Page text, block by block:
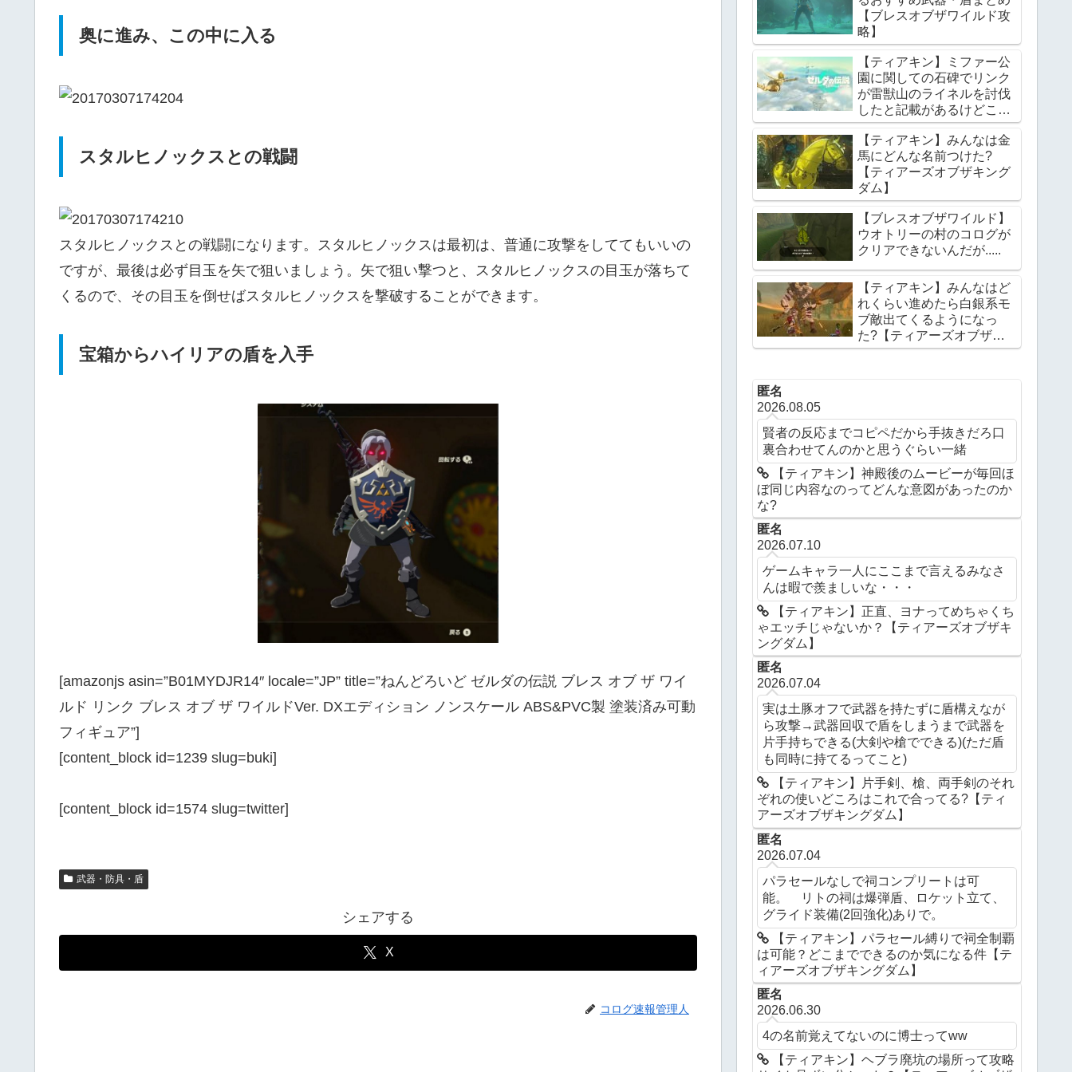
奥に進み、この中に入る
スタルヒノックスとの戦闘
スタルヒノックスとの戦闘になります。スタルヒノックスは最初は、普通に攻撃をしててもいいの
ですが、最後は必ず目玉を矢で狙いましょう。矢で狙い撃つと、スタルヒノックスの目玉が落ちて
くるので、その目玉を倒せばスタルヒノックスを撃破することができます。
宝箱からハイリアの盾を入手
[amazonjs asin=”B01MYDJR14″ locale=”JP” title=”ねんどろいど ゼルダの伝説 ブレス オブ ザ ワイ
ルド リンク ブレス オブ ザ ワイルドVer. DXエディション ノンスケール ABS&PVC製 塗装済み可動
フィギュア”]
[content_block id=1239 slug=buki]
[content_block id=1574 slug=twitter]
武器・防具・盾
シェアする
X
コログ速報管理人
【ブレスオブザワイルド攻
略】
【ティアキン】ミファー公
園に関しての石碑でリンク
が雷獣山のライネルを討伐
したと記載があるけどこれ
っていつの話?【ティアー
ズオブザキングダム】
【ティアキン】みんなは金
馬にどんな名前つけた?
【ティアーズオブザキング
ダム】
【ブレスオブザワイルド】
ウオトリーの村のコログが
クリアできないんだが.....
【ティアキン】みんなはど
れくらい進めたら白銀系モ
ブ敵出てくるようになっ
た?【ティアーズオブザキ
ングダム】
匿名
2026.08.05
賢者の反応までコピペだから手抜きだろ口
裏合わせてんのかと思うぐらい一緒
【ティアキン】神殿後のムービーが毎回ほ
ぼ同じ内容なのってどんな意図があったのか
な?
匿名
2026.07.10
ゲームキャラ一人にここまで言えるみなさ
んは暇で羨ましいな・・・
【ティアキン】正直、ヨナってめちゃくち
ゃエッチじゃないか？【ティアーズオブザキ
ングダム】
匿名
2026.07.04
実は土豚オフで武器を持たずに盾構えなが
ら攻撃→武器回収で盾をしまうまで武器を
片手持ちできる(大剣や槍でできる)(ただ盾
も同時に持てるってこと)
【ティアキン】片手剣、槍、両手剣のそれ
ぞれの使いどころはこれで合ってる?【ティ
アーズオブザキングダム】
匿名
2026.07.04
パラセールなしで祠コンプリートは可
能。 リトの祠は爆弾盾、ロケット立て、
グライド装備(2回強化)ありで。
【ティアキン】パラセール縛りで祠全制覇
は可能？どこまでできるのか気になる件【テ
ィアーズオブザキングダム】
匿名
2026.06.30
4の名前覚えてないのに博士ってww
【ティアキン】ヘブラ廃坑の場所って攻略